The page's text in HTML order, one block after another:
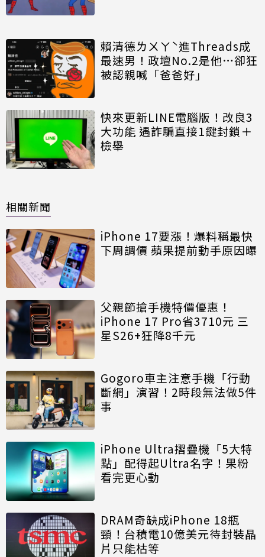
賴清德ㄌㄨㄚˋ進Threads成
最速男！政壇No.2是他…卻狂
被認親喊「爸爸好」
快來更新LINE電腦版！改良3
大功能 遇詐騙直接1鍵封鎖＋
檢舉
相關新聞
iPhone 17要漲！爆料稱最快
下周調價 蘋果提前動手原因曝
父親節搶手機特價優惠！
iPhone 17 Pro省3710元 三
星S26+狂降8千元
Gogoro車主注意手機「行動
斷網」演習！2時段無法做5件
事
iPhone Ultra摺疊機「5大特
點」配得起Ultra名字！果粉
看完更心動
DRAM奇缺成iPhone 18瓶
頸！台積電10億美元待封裝晶
片只能枯等